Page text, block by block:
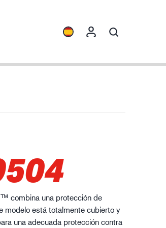
combina una protección de
modelo está totalmente cubierto y
una adecuada protección contra